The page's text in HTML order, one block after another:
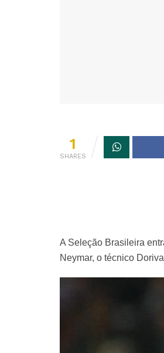
1
SHARES
A Seleção Brasileira
Neymar, o técnico